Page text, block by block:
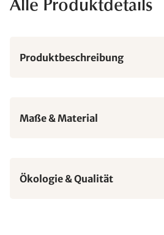
Alle Produktdetails
Produktbeschreibung
Maße & Material
Ökologie & Qualität